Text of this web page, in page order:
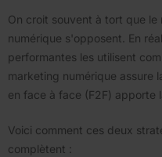
On croit souvent à tort que
numérique s'opposent. En
performantes les utilisent
marketing numérique assure
en face à face (F2F) apporte
Voici comment ces deux
complètent :